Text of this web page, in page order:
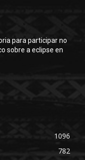
para participar no
sobre a eclipse en
1096
782